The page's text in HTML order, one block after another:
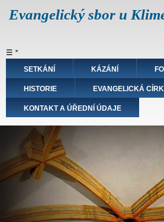
Evangelický sbor u
Hlavní
navigace
☰ ˟
SETKÁNÍ KÁZÁNÍ
HISTORIE EVANGELICKÁ
KONTAKT A ÚŘEDNÍ ÚDAJE